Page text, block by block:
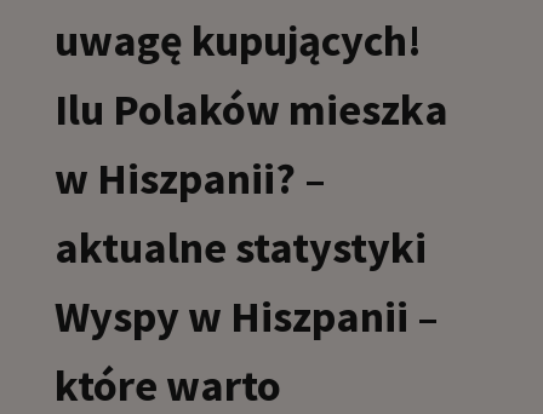
uwagę kupujących!
Ilu Polaków mieszka
w Hiszpanii? –
aktualne statystyki
Wyspy w Hiszpanii –
które warto